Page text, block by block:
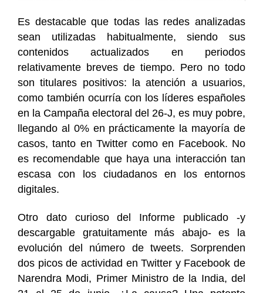
Es destacable que todas las redes analizadas
sean utilizadas habitualmente, siendo sus
contenidos actualizados en periodos
relativamente breves de tiempo. Pero no todo
son titulares positivos: la atención a usuarios,
como también ocurría con los líderes españoles
en la Campaña electoral del 26-J, es muy pobre,
llegando al 0% en prácticamente la mayoría de
casos, tanto en Twitter como en Facebook. No
es recomendable que haya una interacción tan
escasa con los ciudadanos en los entornos
digitales.
Otro dato curioso del Informe publicado -y
descargable gratuitamente más abajo- es la
evolución del número de tweets. Sorprenden
dos picos de actividad en Twitter y Facebook de
Narendra Modi, Primer Ministro de la India, del